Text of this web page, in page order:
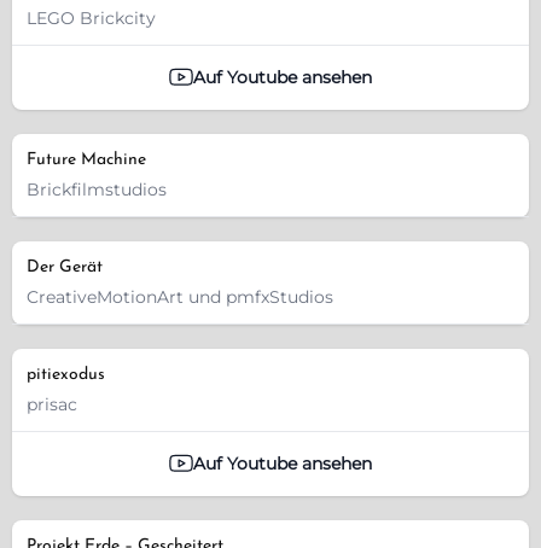
LEGO Brickcity
Auf Youtube ansehen
Future Machine
Brickfilmstudios
Der Gerät
CreativeMotionArt und pmfxStudios
pitiexodus
prisac
Auf Youtube ansehen